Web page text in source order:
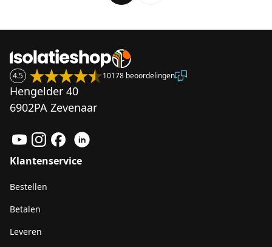
4.5 10178 beoordelingen
Hengelder 40
6902PA Zevenaar
Klantenservice
Bestellen
Betalen
Leveren